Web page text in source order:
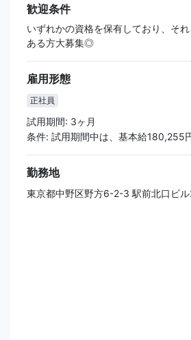
歓迎条件
いずれかの資格を保有しており、そ
ある方大募集◎
雇用形態
正社員
試用期間: 3ヶ月
条件: 試用期間中は、基本給180,255
勤務地
東京都中野区野方6-2-3 駅前北口ビ